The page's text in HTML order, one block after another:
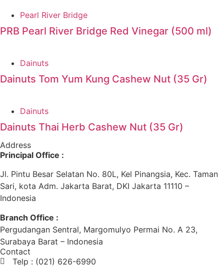
Pearl River Bridge
PRB Pearl River Bridge Red Vinegar (500 ml)
Dainuts
Dainuts Tom Yum Kung Cashew Nut (35 Gr)
Dainuts
Dainuts Thai Herb Cashew Nut (35 Gr)
Address
Principal Office :
Jl. Pintu Besar Selatan No. 80L, Kel Pinangsia, Kec. Taman
Sari, kota Adm. Jakarta Barat, DKI Jakarta 11110 –
Indonesia
Branch Office :
Pergudangan Sentral, Margomulyo Permai No. A 23,
Surabaya Barat – Indonesia
Contact
Telp : (021) 626-6990